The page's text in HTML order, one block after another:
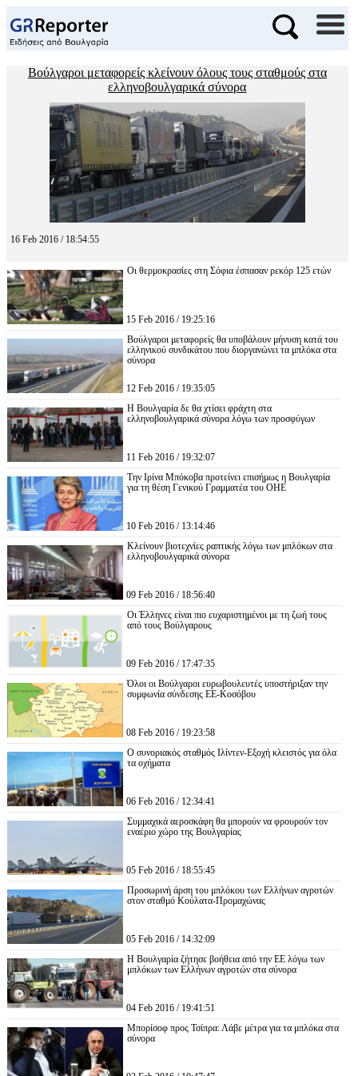
Βούλγαροι μεταφορείς κλείνουν όλους τους σταθμούς στα
ελληνοβουλγαρικά σύνορα
16 Feb 2016 / 18:54:55
Οι θερμοκρασίες στη Σόφια έσπασαν ρεκόρ 125 ετών
15 Feb 2016 / 19:25:16
Βούλγαροι μεταφορείς θα υποβάλουν μήνυση κατά του
ελληνικού συνδικάτου που διοργανώνει τα μπλόκα στα
σύνορα
12 Feb 2016 / 19:35:05
Η Βουλγαρία δε θα χτίσει φράχτη στα
ελληνοβουλγαρικά σύνορα λόγω των προσφύγων
11 Feb 2016 / 19:32:07
Την Ιρίνα Μπόκοβα προτείνει επισήμως η Βουλγαρία
για τη θέση Γενικού Γραμματέα του ΟΗΕ
10 Feb 2016 / 13:14:46
Κλείνουν βιοτεχνίες ραπτικής λόγω των μπλόκων στα
ελληνοβουλγαρικά σύνορα
09 Feb 2016 / 18:56:40
Οι Έλληνες είναι πιο ευχαριστημένοι με τη ζωή τους
από τους Βούλγαρους
09 Feb 2016 / 17:47:35
Όλοι οι Βούλγαροι ευρωβουλευτές υποστήριξαν την
συμφωνία σύνδεσης ΕΕ-Κοσόβου
08 Feb 2016 / 19:23:58
Ο συνοριακός σταθμός Ιλίντεν-Εξοχή κλειστός για όλα
τα οχήματα
06 Feb 2016 / 12:34:41
Συμμαχικά αεροσκάφη θα μπορούν να φρουρούν τον
εναέριο χώρο της Βουλγαρίας
05 Feb 2016 / 18:55:45
Προσωρινή άρση του μπλόκου των Ελλήνων αγροτών
στον σταθμό Κούλατα-Προμαχώνας
05 Feb 2016 / 14:32:09
Η Βουλγαρία ζήτησε βοήθεια από την ΕΕ λόγω των
μπλόκων των Ελλήνων αγροτών στα σύνορα
04 Feb 2016 / 19:41:51
Μπορίσοφ προς Τσίπρα: Λάβε μέτρα για τα μπλόκα στα
σύνορα